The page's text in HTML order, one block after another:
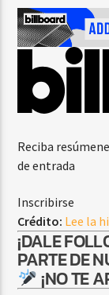
Reciba
de entrada
Inscribirse
Crédito: Lee la
¡DALE
PARTE DE
¡NO TE